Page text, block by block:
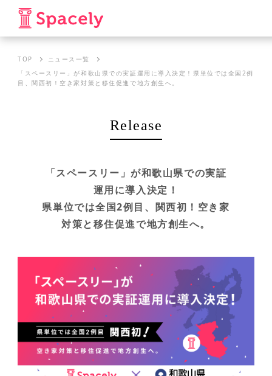
TOP
ニュース一覧
「スペースリー」が和歌山県での実証運用に導入決定！県単位では全国2例
目、関西初！空き家対策と移住促進で地方創生へ。
Release
「スペースリー」が和歌山県での実証
運用に導入決定！
県単位では全国2例目、関西初！空き家
対策と移住促進で地方創生へ。